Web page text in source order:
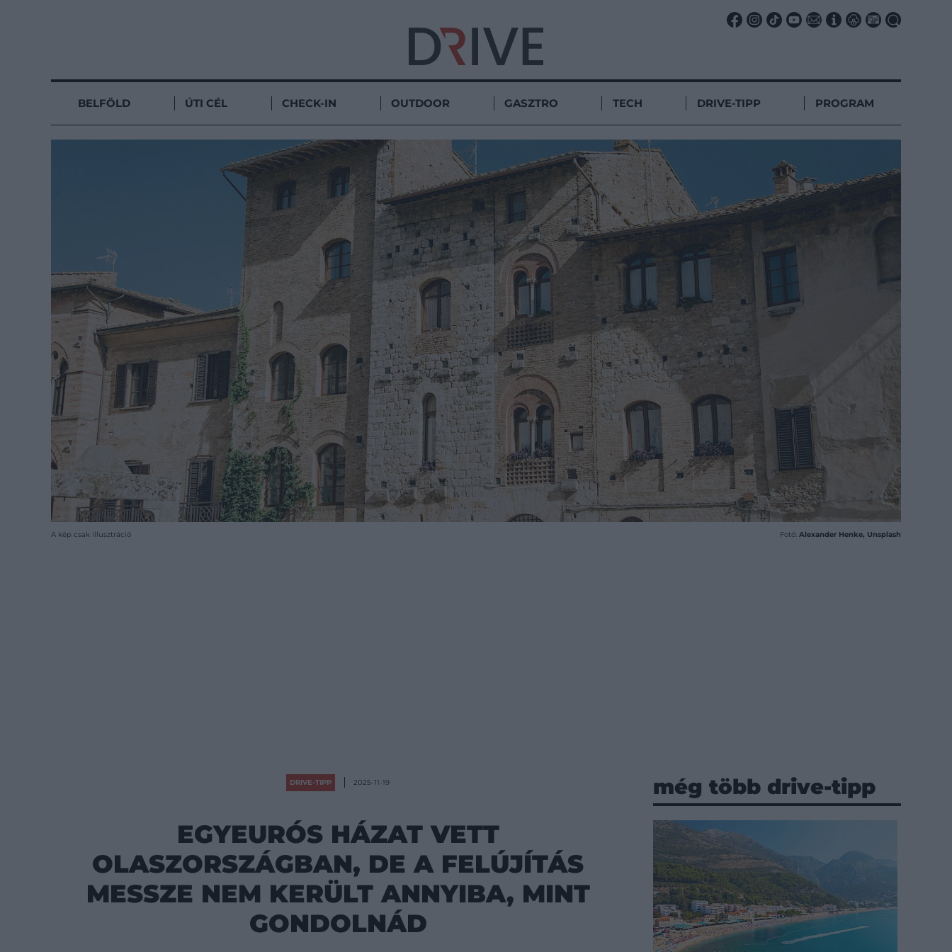
BELFÖLD ÚTI CÉL CHECK-IN OUTDOOR GASZTRO TECH DRIVE-TIPP PROGRAM
A kép csak illusztráció Fotó: Alexander Henke, Unsplash
DRIVE-TIPP 2025-11-19
EGYEURÓS HÁZAT VETT
OLASZORSZÁGBAN, DE A FELÚJÍTÁS
MESSZE NEM KERÜLT ANNYIBA, MINT
GONDOLNÁD
még több drive-tipp